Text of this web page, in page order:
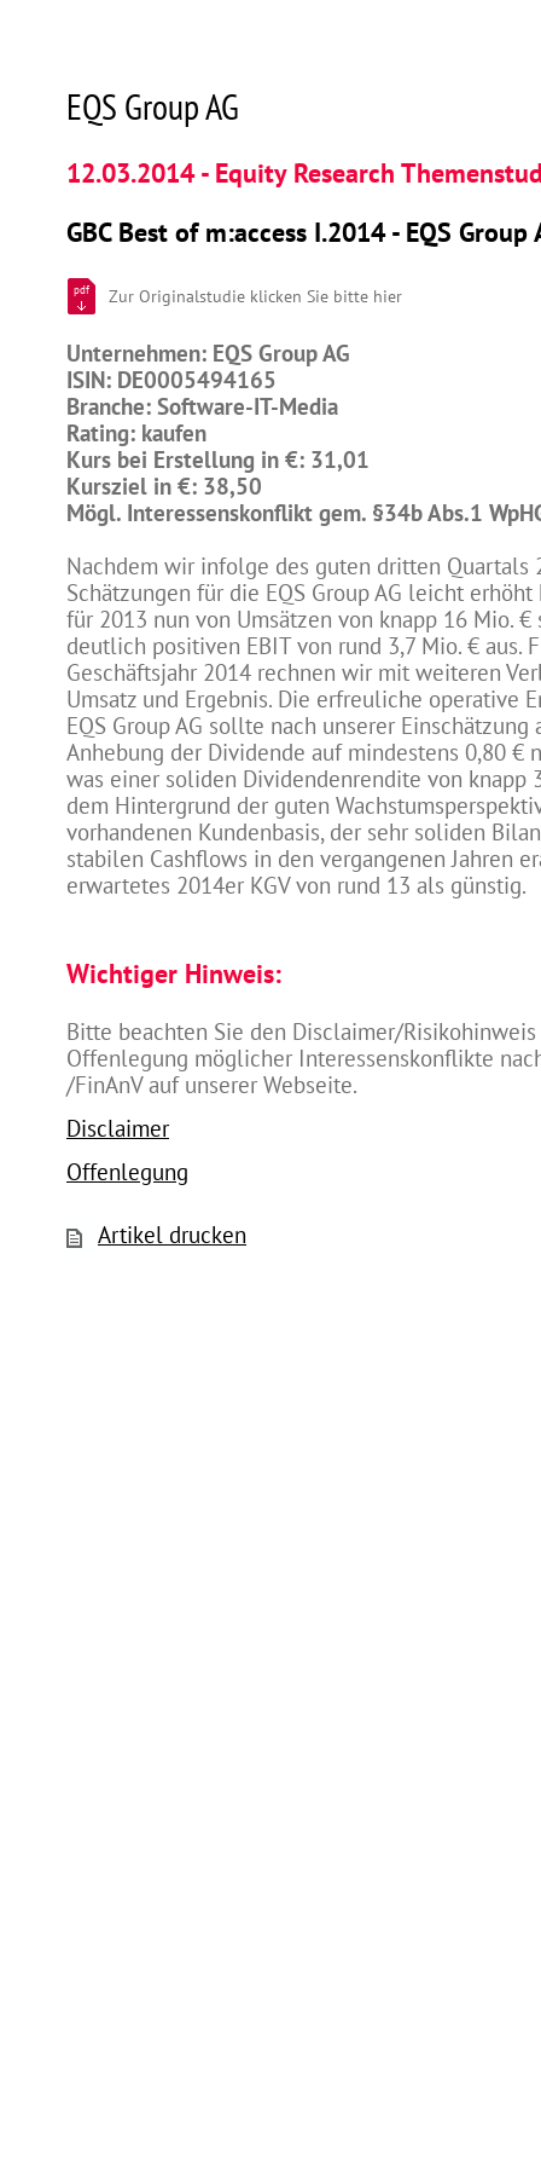
EQS Group AG
12.03.2014 - Equity Research
GBC Best of m:access I.2014 - EQS Group
pdf Zur Originalstudie klicken Sie bitte hier
Unternehmen: EQS Group AG
ISIN: DE0005494165
Branche: Software-IT-Media
Rating: kaufen
Kurs bei Erstellung in €: 31,01
Kursziel in €: 38,50
Mögl. Interessenskonflikt gem. §34b Abs.1
Nachdem wir infolge des guten dritten Quartals
Schätzungen für die EQS Group AG leicht
für 2013 nun von Umsätzen von knapp 16 Mio.
deutlich positiven EBIT von rund 3,7 Mio. € aus.
Geschäftsjahr 2014 rechnen wir mit weiteren
Umsatz und Ergebnis. Die erfreuliche operative
EQS Group AG sollte nach unserer
Anhebung der Dividende auf mindestens 0,80 €
was einer soliden Dividendenrendite von knapp
dem Hintergrund der guten
vorhandenen Kundenbasis, der sehr soliden
stabilen Cashflows in den vergangenen Jahren
erwartetes 2014er KGV von rund 13 als günstig.
Wichtiger Hinweis:
Bitte beachten Sie den Disclaimer/
Offenlegung möglicher Interessenskonflikte
/FinAnV auf unserer Webseite.
Disclaimer
Offenlegung
Artikel drucken